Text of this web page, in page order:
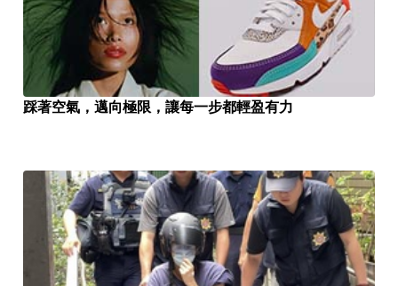
踩著空氣，邁向極限，讓每一步都輕盈有力